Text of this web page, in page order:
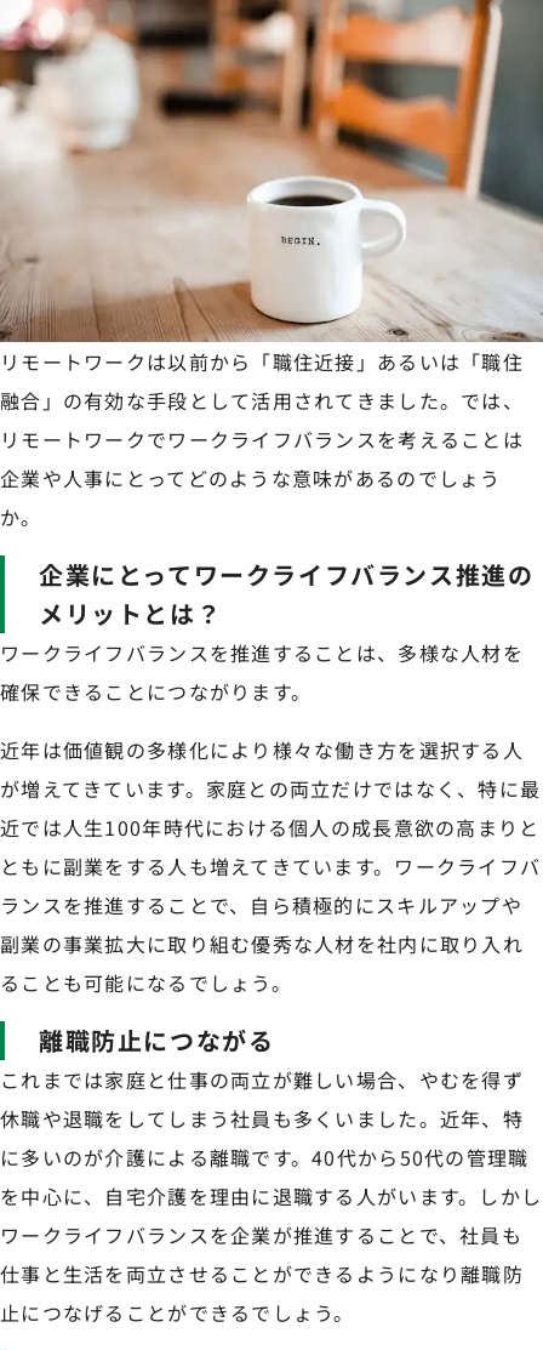
リモートワークは以前から「職住近接」あるいは「職住
融合」の有効な手段として活用されてきました。では、
リモートワークでワークライフバランスを考えることは
企業や人事にとってどのような意味があるのでしょう
か。
企業にとってワークライフバランス推進の
メリットとは？
ワークライフバランスを推進することは、多様な人材を
確保できることにつながります。
近年は価値観の多様化により様々な働き方を選択する人
が増えてきています。家庭との両立だけではなく、特に最
近では人生100年時代における個人の成長意欲の高まりと
ともに副業をする人も増えてきています。ワークライフバ
ランスを推進することで、自ら積極的にスキルアップや
副業の事業拡大に取り組む優秀な人材を社内に取り入れ
ることも可能になるでしょう。
離職防止につながる
これまでは家庭と仕事の両立が難しい場合、やむを得ず
休職や退職をしてしまう社員も多くいました。近年、特
に多いのが介護による離職です。40代から50代の管理職
を中心に、自宅介護を理由に退職する人がいます。しかし
ワークライフバランスを企業が推進することで、社員も
仕事と生活を両立させることができるようになり離職防
止につなげることができるでしょう。